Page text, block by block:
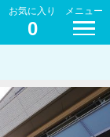
お気に入り
0
メニュー